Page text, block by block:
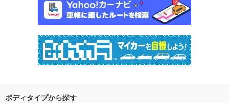
ボディタイプから探す